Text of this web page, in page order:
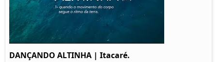
DANÇANDO ALTINHA | Itacaré.